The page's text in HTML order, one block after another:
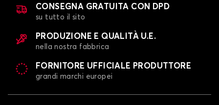
CONSEGNA GRATUITA CON DPD
su tutto il sito
PRODUZIONE E QUALITÀ U.E.
nella nostra fabbrica
FORNITORE UFFICIALE PRODUTTORE
grandi marchi europei